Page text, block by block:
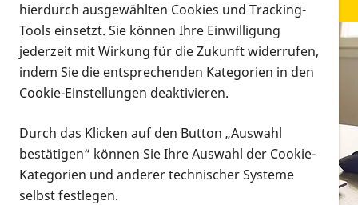
Infomaterial
Infomaterial
Vorlesen
Alle Infomaterialien in verschiedenen
Formaten an einem Ort
hierdurch ausgewählten Cookies und Tracking-
Tools einsetzt. Sie können Ihre Einwilligung
jederzeit mit Wirkung für die Zukunft widerrufen,
indem Sie die entsprechenden Kategorien in den
Cookie-Einstellungen deaktivieren.
Durch das Klicken auf den Button „Auswahl
bestätigen“ können Sie Ihre Auswahl der Cookie-
Kategorien und anderer technischer Systeme
selbst festlegen.